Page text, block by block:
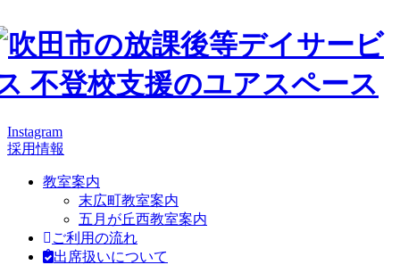
Instagram
採用情報
教室案内
末広町教室案内
五月が丘西教室案内
ご利用の流れ
出席扱いについて